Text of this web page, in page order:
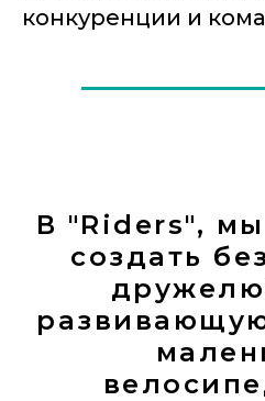
конкуренции и
В "Riders",
создать